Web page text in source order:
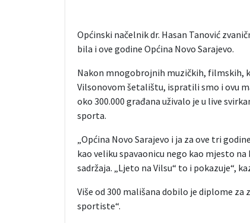
Općinski načelnik dr. Hasan Tanović
bila i ove godine Općina Novo Sarajevo.
Nakon mnogobrojnih muzičkih, filmskih,
Vilsonovom šetalištu, ispratili smo i ovu
oko 300.000 građana uživalo je u live
sporta.
„Općina Novo Sarajevo i ja za ove tri
kao veliku spavaonicu nego kao mjesto
sadržaja. „Ljeto na Vilsu“ to i pokazuje“,
Više od 300 mališana dobilo je diplome
sportiste“.